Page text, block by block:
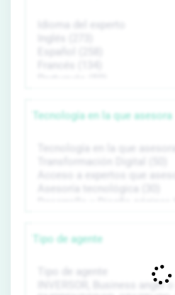
Tecnología en la que asesora
Tipo de agente